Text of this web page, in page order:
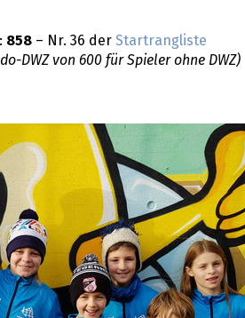
858 – Nr. 36 der Startrangliste
DWZ von 600 für Spieler ohne DWZ)